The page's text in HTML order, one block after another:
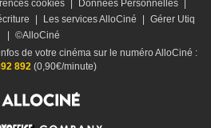
cookies Données Personnelles
Les services AlloCiné
Gérer Utiq
©AlloCiné
de votre cinéma sur le numéro AlloCiné :
892(0,90€/minute)